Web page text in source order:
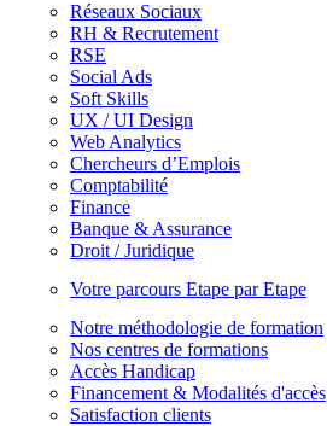
Réseaux Sociaux
RH & Recrutement
RSE
Social Ads
Soft Skills
UX / UI Design
Web Analytics
Chercheurs d’Emplois
Comptabilité
Finance
Banque & Assurance
Droit / Juridique
Votre parcours Etape par Etape
Notre méthodologie de formation
Nos centres de formations
Accès Handicap
Financement & Modalités d'accès
Satisfaction clients